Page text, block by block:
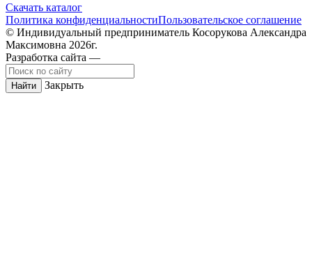
Скачать каталог
Политика конфиденциальностиПользовательское соглашение
© Индивидуальный предприниматель Косорукова Александра
Максимовна 2026г.
Разработка сайта —
Найти Закрыть